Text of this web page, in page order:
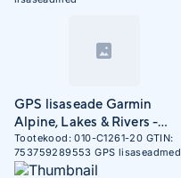
metsaplokkidega
GPS lisaseade Garmin
Alpine, Lakes & Rivers -
Inland Marine Charts
Tootekood:010-C1261-20 GTIN:
753759289553 GPS lisaseadmed